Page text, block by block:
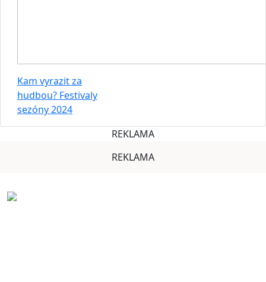
Kam vyrazit za
hudbou? Festivaly
sezóny 2024
REKLAMA
REKLAMA